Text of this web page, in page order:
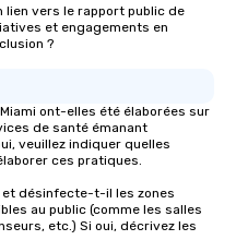
lien vers le rapport public de
et engagements en
?
ont-elles été élaborées sur
de santé émanant
veuillez indiquer quelles
ces pratiques.
désinfecte-t-il les zones
au public (comme les salles
etc.) Si oui, décrivez les